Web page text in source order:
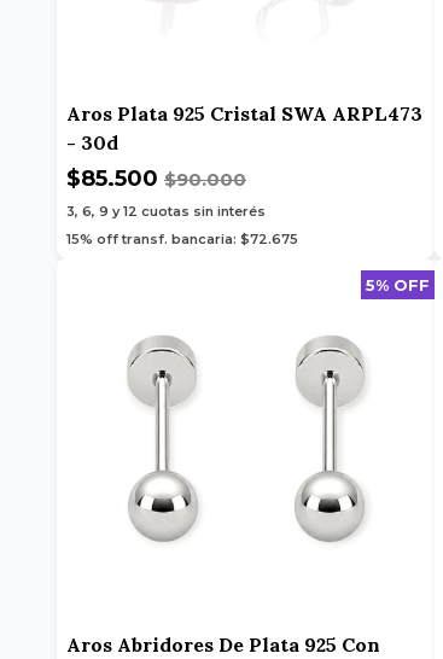
Aros Plata 925 Cristal SWA ARPL473
- 30d
$85.500 $90.000
3, 6, 9 y 12 cuotas sin interés
15% off transf. bancaria: $72.675
5% OFF
Aros Abridores De Plata 925 Con